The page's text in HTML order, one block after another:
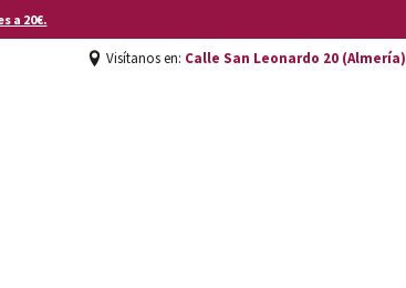
a 20€.
Visítanos en: Calle San Leonardo 20 (Almería)